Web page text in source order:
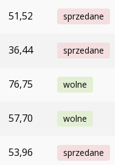
51,52 sprzedane
36,44 sprzedane
76,75 wolne
57,70 wolne
53,96 sprzedane